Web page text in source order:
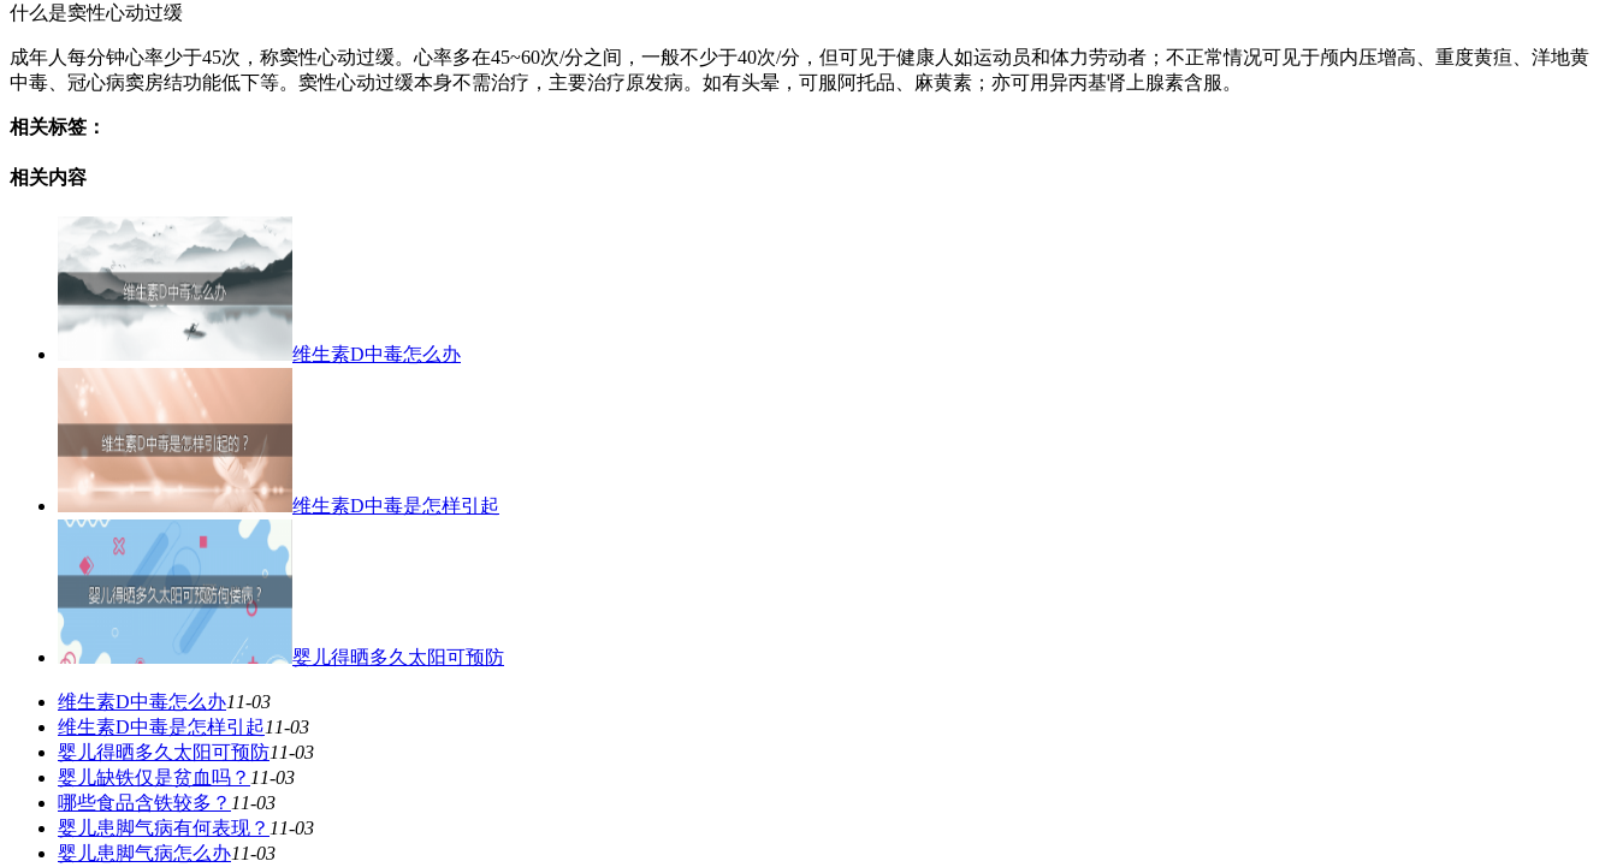
什么是窦性心动过缓
成年人每分钟心率少于45次，称窦性心动过缓。心率多在45~60次/分之间，一般不少于40次/分，但可见于健康人如运动员和体力劳动者；不正常情况可见于颅内压增高、重度黄疸、洋地黄
中毒、冠心病窦房结功能低下等。窦性心动过缓本身不需治疗，主要治疗原发病。如有头晕，可服阿托品、麻黄素；亦可用异丙基肾上腺素含服。
相关标签：
相关内容
维生素D中毒怎么办
维生素D中毒是怎样引起
婴儿得晒多久太阳可预防
维生素D中毒怎么办11-03
维生素D中毒是怎样引起11-03
婴儿得晒多久太阳可预防11-03
婴儿缺铁仅是贫血吗？ 11-03
哪些食品含铁较多？ 11-03
婴儿患脚气病有何表现？ 11-03
婴儿患脚气病怎么办11-03